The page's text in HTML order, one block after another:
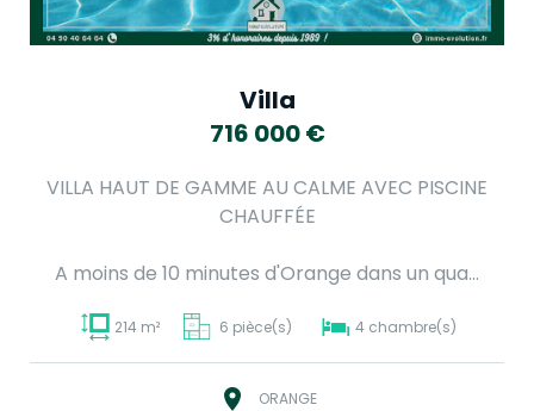
Villa
716 000€
VILLA HAUT DE GAMME AU CALME AVEC PISCINE
CHAUFFÉE
A moins de 10 minutes d'Orange dans un qua...
214 m² 6 pièce(s) 4 chambre(s)
ORANGE